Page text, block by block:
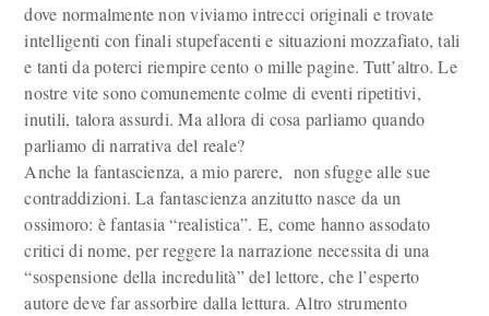
dove normalmente non viviamo intrecci originali e trovate
intelligenti con finali stupefacenti e situazioni mozzafiato, tali
e tanti da poterci riempire cento o mille pagine. Tutt’altro. Le
nostre vite sono comunemente colme di eventi ripetitivi,
inutili, talora assurdi. Ma allora di cosa parliamo quando
parliamo di narrativa del reale?
Anche la fantascienza, a mio parere, non sfugge alle sue
contraddizioni. La fantascienza anzitutto nasce da un
ossimoro: è fantasia “realistica”. E, come hanno assodato
critici di nome, per reggere la narrazione necessita di una
“sospensione della incredulità” del lettore, che l’esperto
autore deve far assorbire dalla lettura. Altro strumento